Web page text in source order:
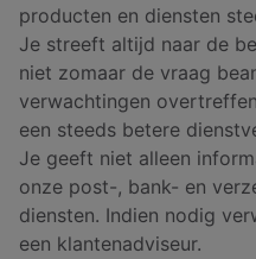
producten en diensten
Je streeft altijd naar de
niet zomaar de vraag
verwachtingen
een steeds betere
Je geeft niet alleen
onze post-, bank- en
diensten. Indien nodig
een klantenadviseur.